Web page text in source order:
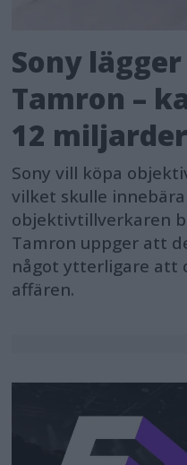
Sony
Tamron –
12
Sony vill köpa
vilket skulle
objektivtillverkaren
Tamron uppger att
något ytterligare att
affären.